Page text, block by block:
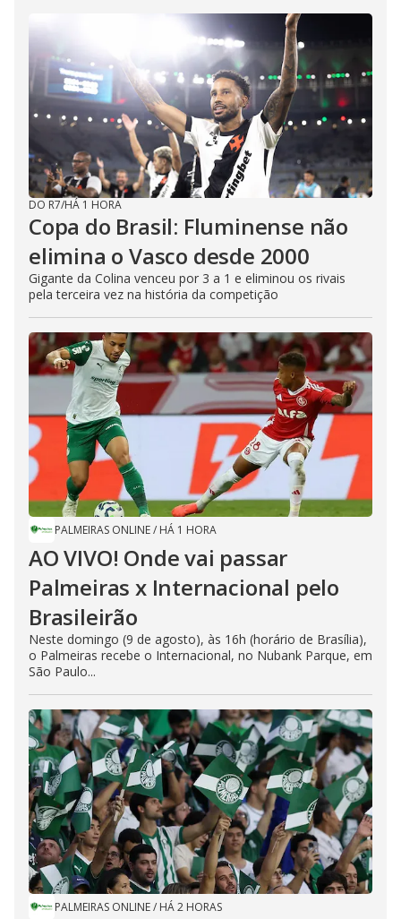
DO R7/HÁ 1 HORA
Copa do Brasil: Fluminense não
elimina o Vasco desde 2000
Gigante da Colina venceu por 3 a 1 e eliminou os rivais
pela terceira vez na história da competição
PALMEIRAS ONLINE/ HÁ 1 HORA
AO VIVO! Onde vai passar
Palmeiras x Internacional pelo
Brasileirão
Neste domingo (9 de agosto), às 16h (horário de Brasília),
o Palmeiras recebe o Internacional, no Nubank Parque, em
São Paulo...
PALMEIRAS ONLINE/ HÁ 2 HORAS